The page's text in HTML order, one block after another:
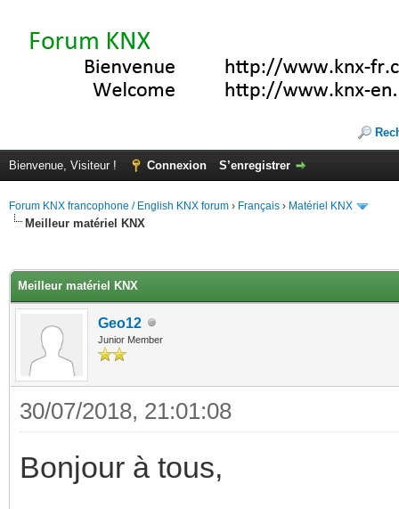
Bienvenue, Visiteur ! Connexion S’enregistrer
Forum KNX francophone / English KNX forum › Français › Matériel KNX
Meilleur matériel KNX
Meilleur matériel KNX
Geo12
Junior Member
30/07/2018, 21:01:08
Bonjour à tous,